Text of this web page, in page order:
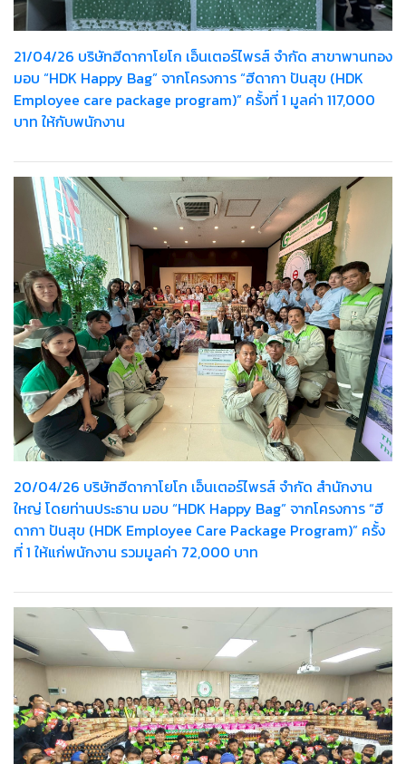
21/04/26 บริษัทฮีดากาโยโก เอ็นเตอร์ไพรส์ จำกัด สาขาพานทอง
มอบ “HDK Happy Bag” จากโครงการ “ฮีดากา ปันสุข (HDK
Employee care package program)” ครั้งที่ 1 มูลค่า 117,000
บาท ให้กับพนักงาน
20/04/26 บริษัทฮีดากาโยโก เอ็นเตอร์ไพรส์ จำกัด สำนักงาน
ใหญ่ โดยท่านประธาน มอบ “HDK Happy Bag” จากโครงการ “ฮี
ดากา ปันสุข (HDK Employee Care Package Program)” ครั้ง
ที่ 1 ให้แก่พนักงาน รวมมูลค่า 72,000 บาท